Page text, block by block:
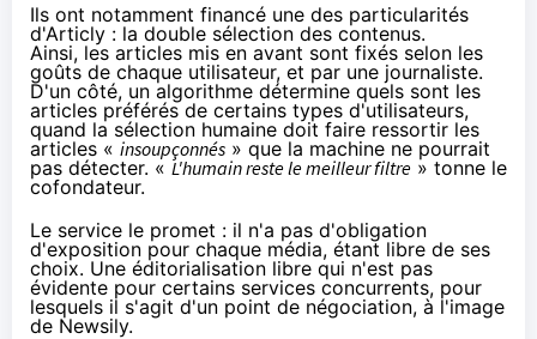
Ils ont notamment financé une des particularités
d'Articly : la double sélection des contenus.
Ainsi, les articles mis en avant sont fixés selon les
goûts de chaque utilisateur, et par une journaliste.
D'un côté, un algorithme détermine quels sont les
articles préférés de certains types d'utilisateurs,
quand la sélection humaine doit faire ressortir les
articles « insoupçonnés » que la machine ne pourrait
pas détecter. « L'humain reste le meilleur filtre » tonne le
cofondateur.
Le service le promet : il n'a pas d'obligation
d'exposition pour chaque média, étant libre de ses
choix. Une éditorialisation libre qui n'est pas
évidente pour certains services concurrents, pour
lesquels il s'agit d'un point de négociation, à l'image
de Newsily.